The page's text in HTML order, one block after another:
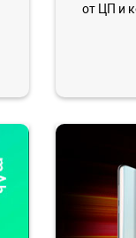
от ЦП и